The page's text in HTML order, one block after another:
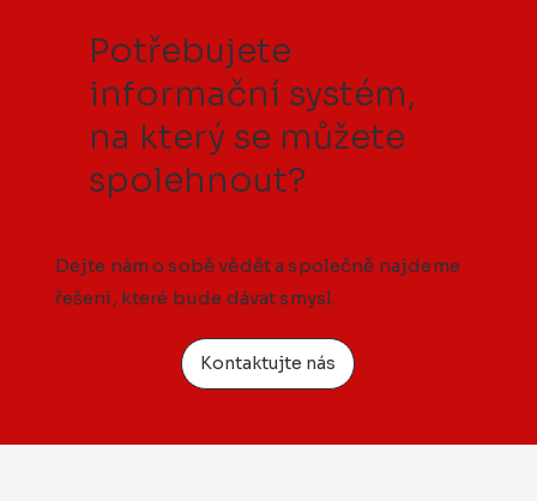
Potřebujete
informační systém,
na který se můžete
spolehnout?
Dejte nám o sobě vědět a společně najdeme
řešení, které bude dávat smysl.
Kontaktujte nás